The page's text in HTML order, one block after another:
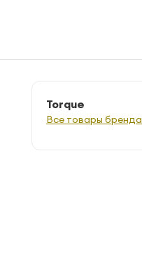
Torque
Все товары бренда